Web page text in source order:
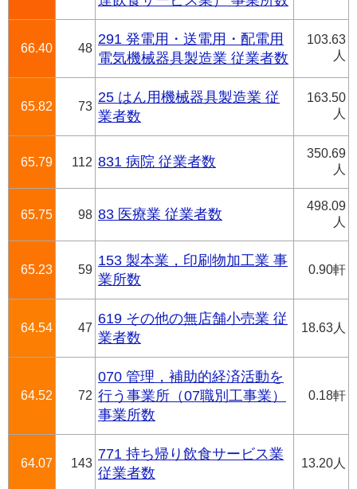
66.40 48
291 発電用・送電用・配電用
電気機械器具製造業 従業者数
103.63
人
65.82 73
25 はん用機械器具製造業 従
業者数
163.50
人
65.79 112 831 病院 従業者数
350.69
人
65.75 98 83 医療業 従業者数
498.09
人
65.23 59
153 製本業，印刷物加工業 事
業所数
0.90軒
64.54 47
619 その他の無店舗小売業 従
業者数
18.63人
64.52 72
070 管理，補助的経済活動を
行う事業所（07職別工事業）
事業所数
0.18軒
64.07 143
771 持ち帰り飲食サービス業
従業者数
13.20人